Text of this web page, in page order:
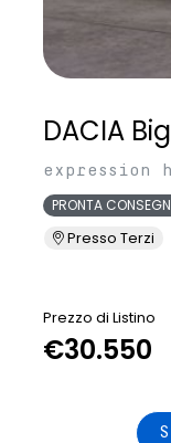
DACIA
expression
PRONTA
Presso Terzi
Prezzo di Listino
€30.550